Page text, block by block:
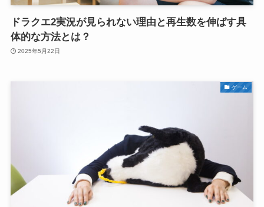
ドラクエ2実況が見られない理由と再生数を伸ばす具
体的な方法とは？
2025年5月22日
ゲーム